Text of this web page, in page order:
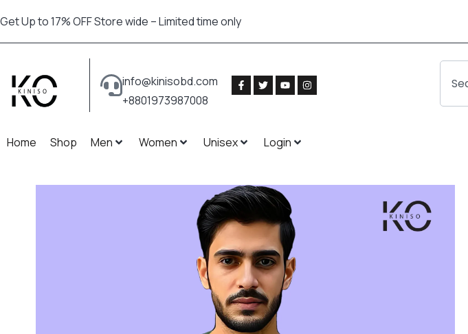
Get Up to 17% OFF Store wide – Limited time only
info@kinisobd.com
+8801973987008
Home Shop Men Women Unisex Login